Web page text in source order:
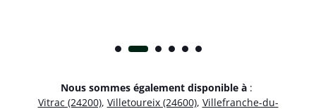
Nous sommes également disponible à :
Vitrac (24200), Villetoureix (24600), Villefranche-du-